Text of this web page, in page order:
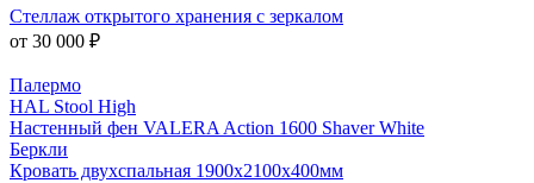
Стеллаж открытого хранения с зеркалом
от 30 000 ₽
Палермо
HAL Stool High
Настенный фен VALERA Action 1600 Shaver White
Беркли
Кровать двухспальная 1900х2100х400мм